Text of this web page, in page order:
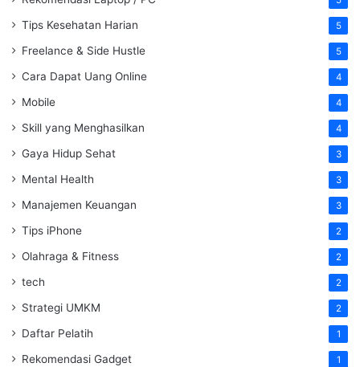
Tips Kesehatan Harian 5
Freelance & Side Hustle 5
Cara Dapat Uang Online 4
Mobile 4
Skill yang Menghasilkan 4
Gaya Hidup Sehat 3
Mental Health 3
Manajemen Keuangan 3
Tips iPhone 2
Olahraga & Fitness 2
tech 2
Strategi UMKM 2
Daftar Pelatih 1
Rekomendasi Gadget 1